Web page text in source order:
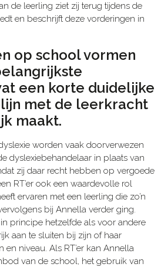
de leerling ziet zij terug tijdens de
en beschrijft deze vorderingen in
op school vormen
een korte duidelijke
met de leerkracht
maakt.
worden vaak doorverwezen
dyslexiebehandelaar in plaats van
zij daar recht hebben op vergoede
RT’er ook een waardevolle rol
ervaren met een leerling die zo’n
bij Annella verder ging.
principe hetzelfde als voor andere
aan te sluiten bij zijn of haar
niveau. Als RT’er kan Annella
van de school, het gebruik van